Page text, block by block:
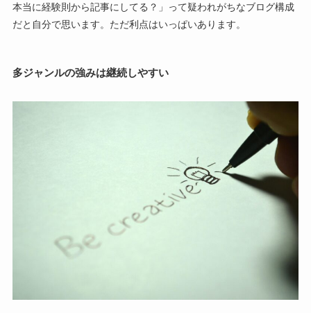
本当に経験則から記事にしてる？」って疑われがちなブログ構成
だと自分で思います。ただ利点はいっぱいあります。
多ジャンルの強みは継続しやすい